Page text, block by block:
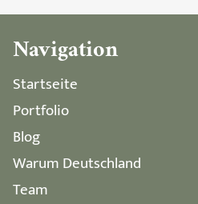
Navigation
Startseite
Portfolio
Blog
Warum Deutschland
Team